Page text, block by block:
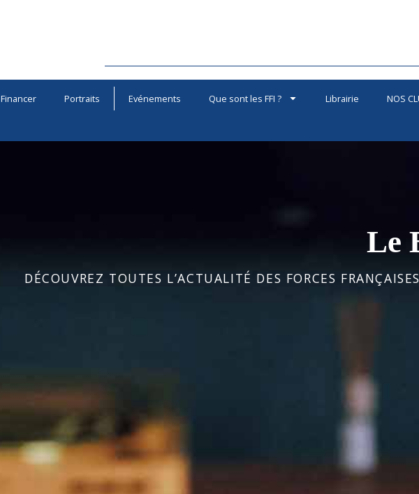
Financer Portraits Evénements Que sont les FFI ? Librairie NOS
Le
DÉCOUVREZ TOUTES L’ACTUALITÉ DES FORCES